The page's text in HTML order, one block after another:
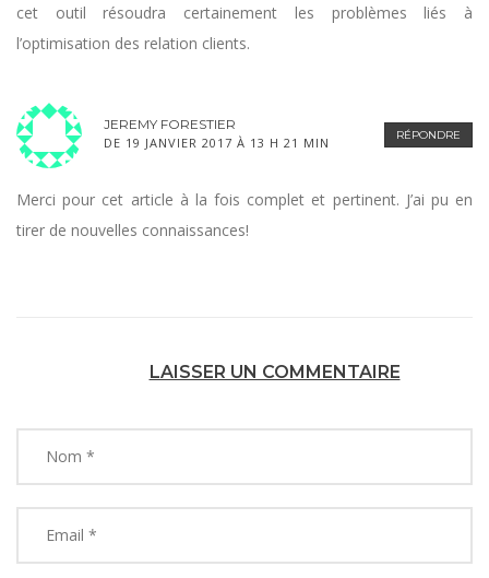
cet outil résoudra certainement les problèmes liés à
l’optimisation des relation clients.
RÉPONDRE
JEREMY FORESTIER
DE 19 JANVIER 2017 À 13 H 21 MIN
Merci pour cet article à la fois complet et pertinent. J’ai pu en
tirer de nouvelles connaissances!
LAISSER UN COMMENTAIRE